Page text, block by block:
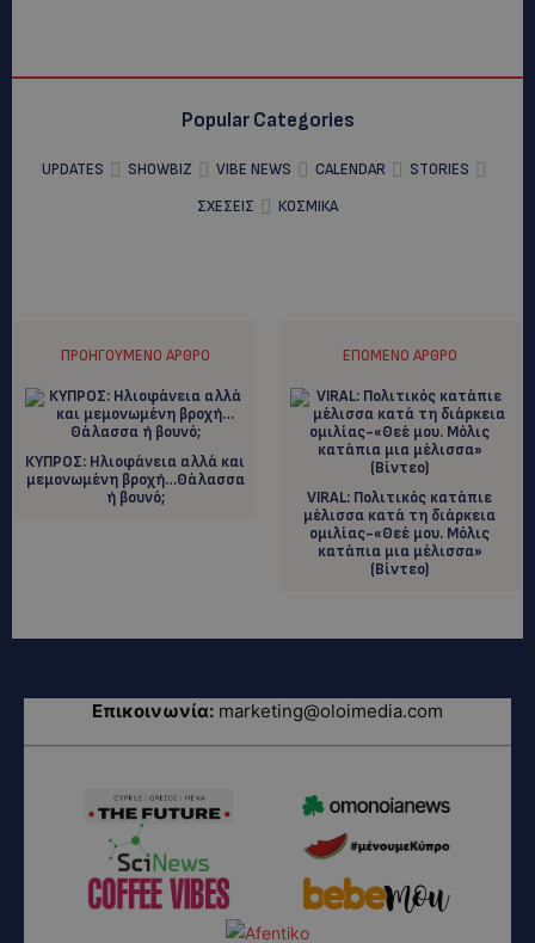
Popular Categories
UPDATES SHOWBIZ VIBE NEWS CALENDAR
STORIES
ΣΧΕΣΕΙΣ
ΚΟΣΜΙΚΑ
ΠΡΟΗΓΟΎΜΕΝΟ ΆΡΘΡΟ
ΚΥΠΡΟΣ: Ηλιοφάνεια αλλά και
μεμονωμένη βροχή…Θάλασσα
ή βουνό;
ΕΠΌΜΕΝΟ ΆΡΘΡΟ
VIRAL: Πολιτικός κατάπιε
μέλισσα κατά τη διάρκεια
ομιλίας-«Θεέ μου. Μόλις
κατάπια μια μέλισσα»
(Βίντεο)
Επικοινωνία: marketing@oloimedia.com